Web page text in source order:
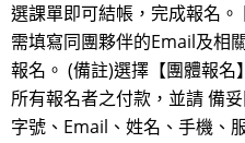
選課單即可結帳，完成報名。
需填寫同團夥伴的Email及相
報名。 (備註)選擇【團體報
所有報名者之付款，並請 備
字號、Email、姓名、手機、